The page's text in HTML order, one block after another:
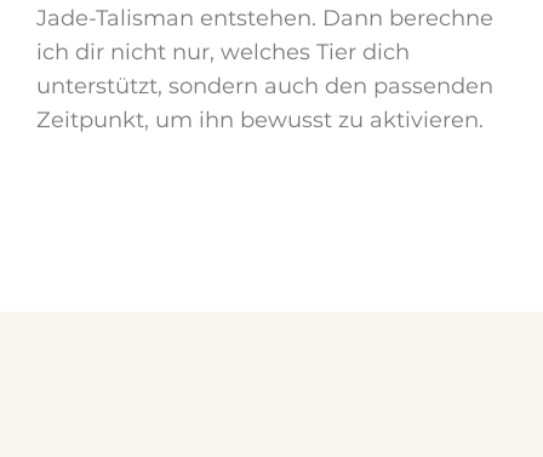
Jade-Talisman entstehen. Dann berechne
ich dir nicht nur, welches Tier dich
unterstützt, sondern auch den passenden
Zeitpunkt, um ihn bewusst zu aktivieren.